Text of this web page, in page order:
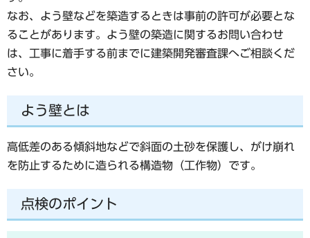
なお、よう壁などを築造するときは事前の許可が必要とな
ることがあります。よう壁の築造に関するお問い合わせ
は、工事に着手する前までに建築開発審査課へご相談くだ
さい。
よう壁とは
高低差のある傾斜地などで斜面の土砂を保護し、がけ崩れ
を防止するために造られる構造物（工作物）です。
点検のポイント